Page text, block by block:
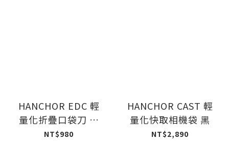
HANCHOR EDC 輕
量化折疊口袋刀 沙
褐
NT$980
HANCHOR CAST 輕
量化快取相機袋 黑
NT$2,890